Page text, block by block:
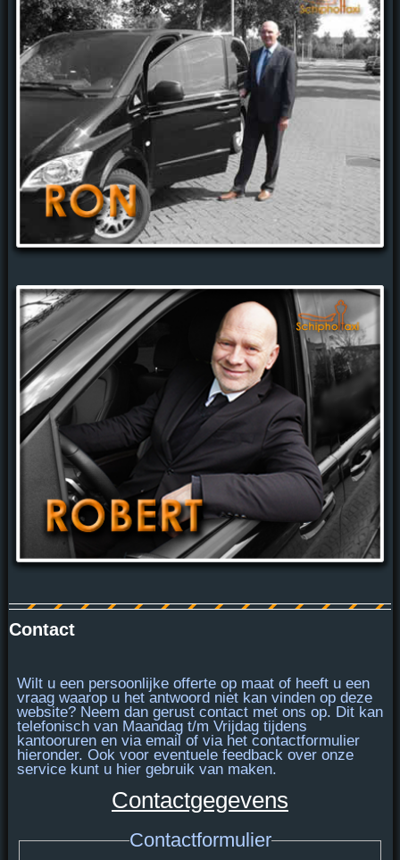
Contact
Wilt u een persoonlijke offerte op maat of heeft u een
vraag waarop u het antwoord niet kan vinden op deze
website? Neem dan gerust contact met ons op. Dit kan
telefonisch van Maandag t/m Vrijdag tijdens
kantoorurenen via email of via het contactformulier
hieronder. Ook voor eventuele feedback over onze
service kunt u hier gebruik van maken.
Contactgegevens
Contactformulier